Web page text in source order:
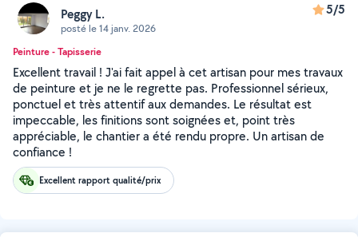
Peggy L.
posté le 14 janv. 2026
5/5
Peinture - Tapisserie
Excellent travail ! J'ai fait appel à cet artisan pour mes travaux
de peinture et je ne le regrette pas. Professionnel sérieux,
ponctuel et très attentif aux demandes. Le résultat est
impeccable, les finitions sont soignées et, point très
appréciable, le chantier a été rendu propre. Un artisan de
confiance !
Excellent rapport qualité/prix